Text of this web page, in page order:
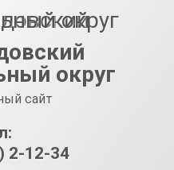
округ
сайт
2-12-34